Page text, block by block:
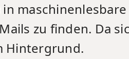
zu finden. Da
Hintergrund.